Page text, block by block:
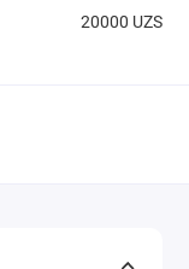
20000 UZS